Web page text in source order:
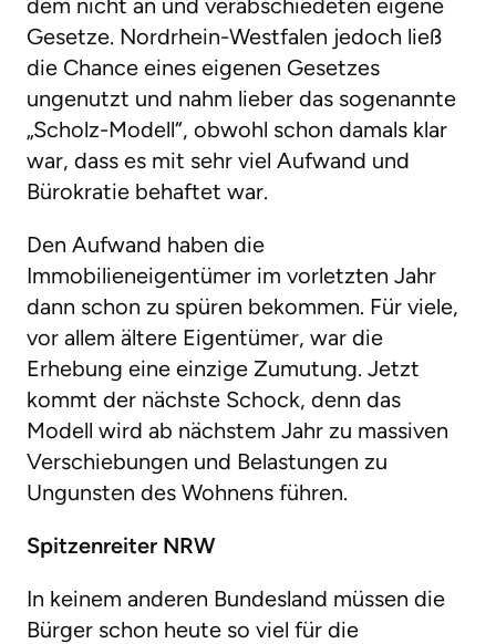
dem nicht an und verabschiedeten eigene
Gesetze. Nordrhein-Westfalen jedoch ließ
die Chance eines eigenen Gesetzes
ungenutzt und nahm lieber das sogenannte
„Scholz-Modell“, obwohl schon damals klar
war, dass es mit sehr viel Aufwand und
Bürokratie behaftet war.
Den Aufwand haben die
Immobilieneigentümer im vorletzten Jahr
dann schon zu spüren bekommen. Für viele,
vor allem ältere Eigentümer, war die
Erhebung eine einzige Zumutung. Jetzt
kommt der nächste Schock, denn das
Modell wird ab nächstem Jahr zu massiven
Verschiebungen und Belastungen zu
Ungunsten des Wohnens führen.
Spitzenreiter NRW
In keinem anderen Bundesland müssen die
Bürger schon heute so viel für die